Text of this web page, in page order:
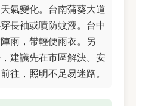
氣變化。台南蒲葵大道
長袖或噴防蚊液。台中
雨，帶輕便雨衣。另
建議先在市區解決。安
往，照明不足易迷路。